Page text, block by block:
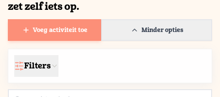
zet zelf iets op.
Voeg activiteit toe Minder opties
Filters